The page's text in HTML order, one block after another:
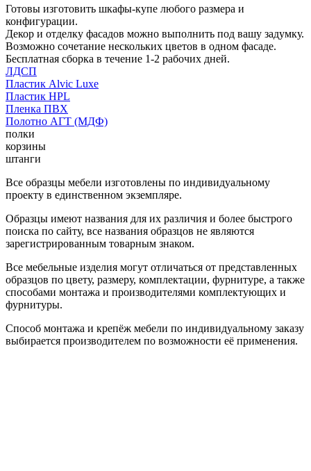
Готовы изготовить шкафы-купе любого размера и
конфигурации.
Декор и отделку фасадов можно выполнить под вашу задумку.
Возможно сочетание нескольких цветов в одном фасаде.
Бесплатная сборка в течение 1-2 рабочих дней.
ЛДСП
Пластик Alvic Luxe
Пластик HPL
Пленка ПВХ
Полотно АГТ (МДФ)
полки
корзины
штанги
Все образцы мебели изготовлены по индивидуальному
проекту в единственном экземпляре.
Образцы имеют названия для их различия и более быстрого
поиска по сайту, все названия образцов не являются
зарегистрированным товарным знаком.
Все мебельные изделия могут отличаться от представленных
образцов по цвету, размеру, комплектации, фурнитуре, а также
способами монтажа и производителями комплектующих и
фурнитуры.
Способ монтажа и крепёж мебели по индивидуальному заказу
выбирается производителем по возможности её применения.